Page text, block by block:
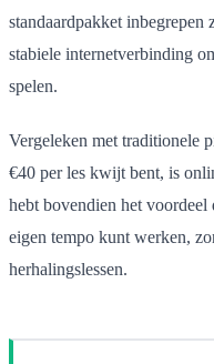
standaardpakket inbegrepen
stabiele internetverbinding
spelen.
Vergeleken met traditionele
€40 per les kwijt bent, is
hebt bovendien het voordeel
eigen tempo kunt werken,
herhalingslessen.